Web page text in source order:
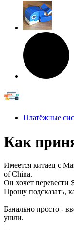
Платёжные
Как
Имеется китаец с
of China.
Он хочет перевести
Прошу подсказать,
Банально просто -
ушли.